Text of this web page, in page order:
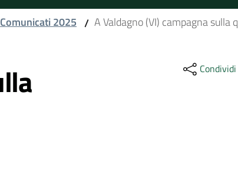
Comunicati 2025 / A Valdagno (VI) campagna sulla
Condividi